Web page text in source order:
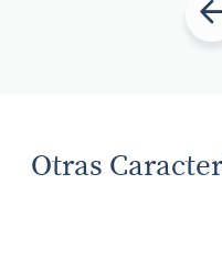
Otras